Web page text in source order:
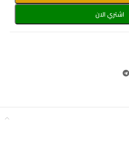
اشتري الان